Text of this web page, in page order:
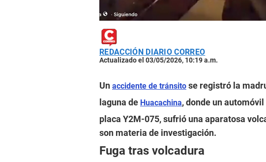
REDACCIÓN DIARIO CORREO
Actualizado el 03/05/2026, 10:19 a.m.
Un accidente de tránsito se registró la
laguna de Huacachina, donde un
placa Y2M-075, sufrió una aparatosa
son materia de investigación.
Fuga tras volcadura